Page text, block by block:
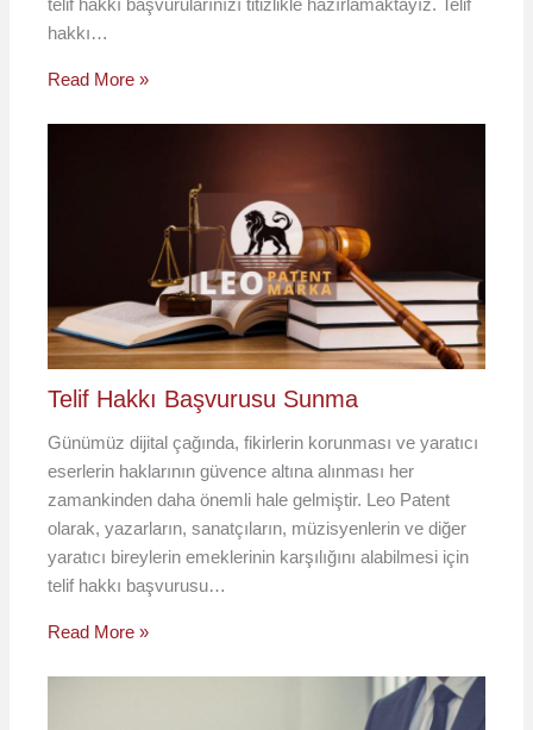
hakkı…
Read More »
Telif Hakkı Başvurusu Sunma
Günümüz dijital çağında, fikirlerin korunması ve yaratıcı
eserlerin haklarının güvence altına alınması her
zamankinden daha önemli hale gelmiştir. Leo Patent
olarak, yazarların, sanatçıların, müzisyenlerin ve diğer
yaratıcı bireylerin emeklerinin karşılığını alabilmesi için
telif hakkı başvurusu…
Read More »